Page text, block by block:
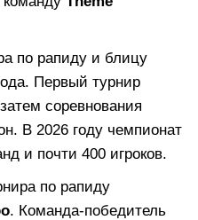
по рапиду и блицу
Первый турнир
соревнования
В 2026 году чемпионат
и почти 400 игроков.
по рапиду
. Команда-победитель